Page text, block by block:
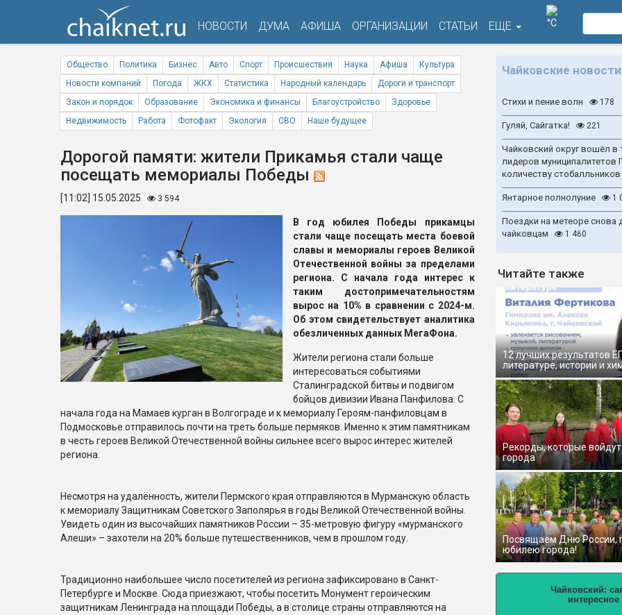
НОВОСТИ ДУМА АФИША ОРГАНИЗАЦИИ СТАТЬИ ЕЩЕ °C
Общество Политика Бизнес Авто Спорт Происшествия Наука Афиша
Культура
Новости компаний
Погода ЖКХ Статистика Народный календарь
Дороги и транспорт
Закон и порядок
Образование Экономика и финансы Благоустройство
Здоровье
Недвижимость
Работа Фотофакт Экология СВО Наше будущее
Дорогой памяти: жители Прикамья стали чаще
посещать мемориалы Победы
[11:02] 15.05.2025 3 594
В год юбилея Победы прикамцы
стали чаще посещать места боевой
славы и мемориалы героев Великой
Отечественной войны за пределами
региона. С начала года интерес к
таким достопримечательностям
вырос на 10% в сравнении с 2024-м.
Об этом свидетельствует аналитика
обезличенных данных МегаФона.
Жители региона стали больше
интересоваться событиями
Сталинградской битвы и подвигом
бойцов дивизии Ивана Панфилова. С
начала года на Мамаев курган в Волгограде и к мемориалу Героям-панфиловцам в
Подмосковье отправилось почти на треть больше пермяков. Именно к этим памятникам
в честь героев Великой Отечественной войны сильнее всего вырос интерес жителей
региона.
Несмотря на удалённость, жители Пермского края отправляются в Мурманскую область
к мемориалу Защитникам Советского Заполярья в годы Великой Отечественной войны.
Увидеть один из высочайших памятников России – 35-метровую фигуру «мурманского
Алеши» – захотели на 20% больше путешественников, чем в прошлом году.
Традиционно наибольшее число посетителей из региона зафиксировано в Санкт-
Петербурге и Москве. Сюда приезжают, чтобы посетить Монумент героическим
защитникам Ленинграда на площади Победы, а в столице страны отправляются на
Чайковские новости
Стихи и пение волн 178
Гуляй, Сайгатка! 221
Чайковский округ вошёл в
лидеров муниципалитетов
количеству
Янтарное полнолуние 1
Поездки на метеоре снова
чайковцам
1 460
Читайте также
12 лучших результатов
литературе, истории и
Рекорды, которые
города
Посвящаем Дню России,
юбилею города!
Чайковский:
интересное